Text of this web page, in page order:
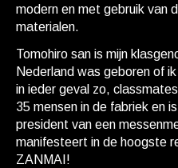
modern en met gebruik van
materialen.
Tomohiro san is mijn
Nederland was geboren of
in ieder geval zo,
35 mensen in de fabriek en
president van een
manifesteert in de hoogste
ZANMAI!